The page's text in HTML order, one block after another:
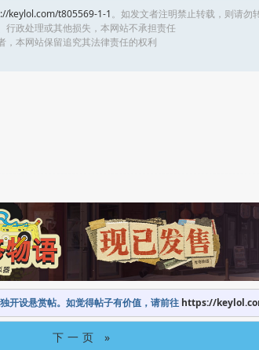
keylol.com/t805569-1-1。如发文者注明禁止转载，则请勿
行政处理或其他损失，本网站不承担责任
，本网站保留追究其法律责任的权利
开设悬赏帖。如觉得帖子有价值，请前往 https://
下一页 »